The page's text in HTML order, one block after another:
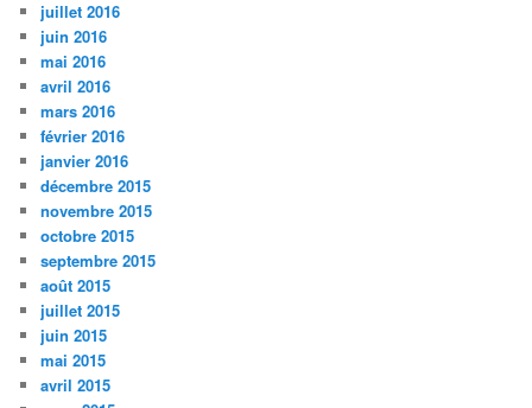
juillet 2016
juin 2016
mai 2016
avril 2016
mars 2016
février 2016
janvier 2016
décembre 2015
novembre 2015
octobre 2015
septembre 2015
août 2015
juillet 2015
juin 2015
mai 2015
avril 2015